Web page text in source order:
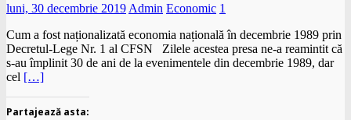
luni, 30 decembrie 2019Admin Economic 1
Cum a fost naționalizată economia națională în decembrie 1989 prin
Decretul-Lege Nr. 1 al CFSN Zilele acestea presa ne-a reamintit că
s-au împlinit 30 de ani de la evenimentele din decembrie 1989, dar
cel […]
Partajează asta: